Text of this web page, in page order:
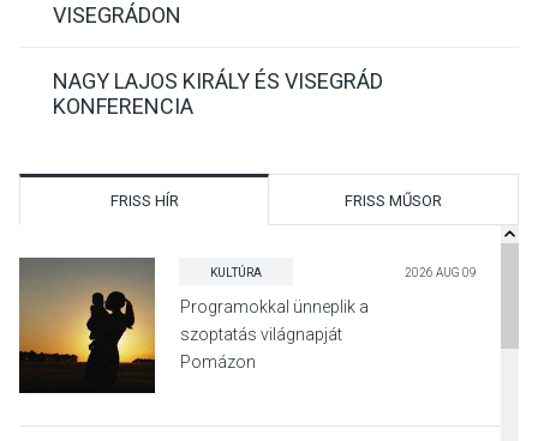
VISEGRÁDON
NAGY LAJOS KIRÁLY ÉS VISEGRÁD
KONFERENCIA
FRISS HÍR FRISS MŰSOR
KULTÚRA 2026 AUG 09
Programokkal ünneplik a
szoptatás világnapját
Pomázon